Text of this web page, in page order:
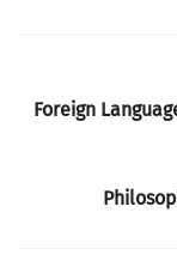
Foreign